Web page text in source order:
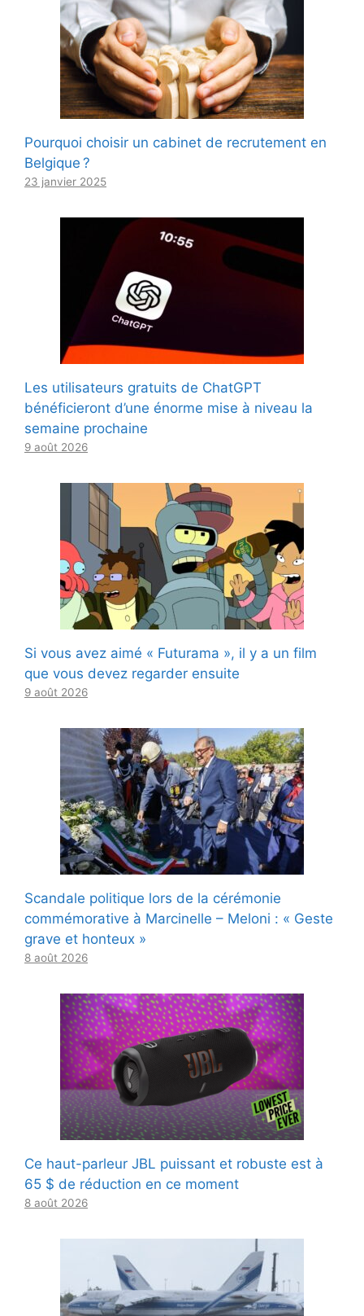
Pourquoi choisir un cabinet de recrutement en
Belgique ?
23 janvier 2025
Les utilisateurs gratuits de ChatGPT
bénéficieront d’une énorme mise à niveau la
semaine prochaine
9 août 2026
Si vous avez aimé « Futurama », il y a un film
que vous devez regarder ensuite
9 août 2026
Scandale politique lors de la cérémonie
commémorative à Marcinelle – Meloni : « Geste
grave et honteux »
8 août 2026
Ce haut-parleur JBL puissant et robuste est à
65 $ de réduction en ce moment
8 août 2026